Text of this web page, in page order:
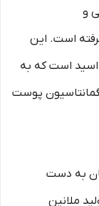
و
است. این
اسید است که به
پوست
به دست
ملانین